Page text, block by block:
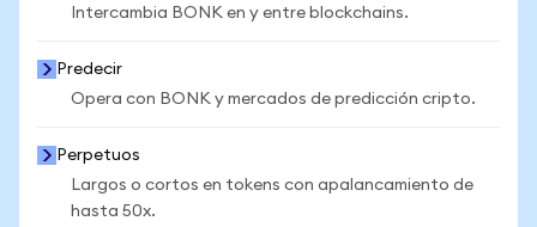
Intercambia BONK en y entre blockchains.
Predecir
Opera con BONK y mercados de predicción cripto.
Perpetuos
Largos o cortos en tokens con apalancamiento de
hasta 50x.